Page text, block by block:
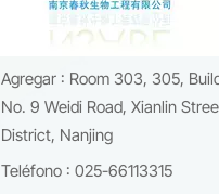
Agregar : Room 303, 305,
No. 9 Weidi Road, Xianlin
District, Nanjing
Teléfono : 025-66113315